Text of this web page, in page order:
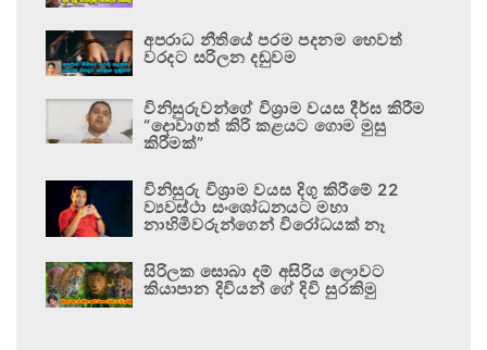
අපරාධ නීතියේ පරම පදනම හෙවත්
වරදට සරිලන දඬුවම
විනිසුරුවන්ගේ විශ්‍රාම වයස දීර්ඝ කිරීම
“දොවාගත් කිරි කළයට ගොම මුසු
කිරීමක්”
විනිසුරු විශ්‍රාම වයස දිගු කිරීමේ 22
ව්‍යවස්ථා සංශෝධනයට මහා
නාහිමිවරුන්ගෙන් විරෝධයක් නෑ
සිරිලක සොබා දම් අසිරිය ලොවට
කියාපාන දිවියන් ගේ දිවි සුරකිමු